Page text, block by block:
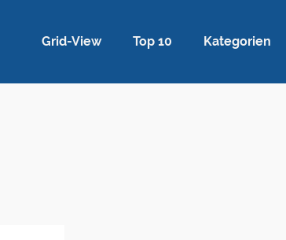
Grid-View Top 10 Kategorien